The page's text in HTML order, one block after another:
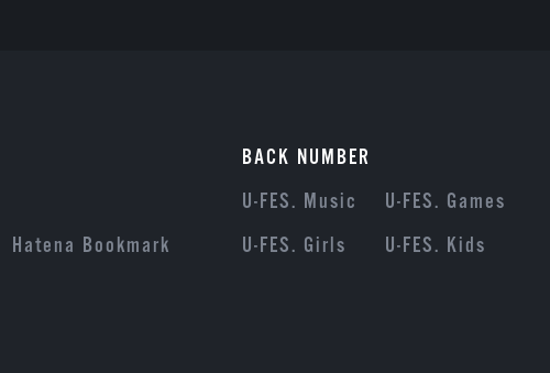
BACK NUMBER
U-FES. Music
U-FES. Games
U-FES. Girls
U-FES. Kids
Hatena Bookmark